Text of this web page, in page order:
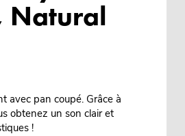
Natural
avec pan coupé. Grâce à
obtenez un son clair et
!